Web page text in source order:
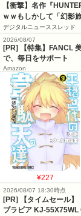
【衝撃】名作『
ｗｗもしかして「幻
デジタルニューススレッド
2026/08/07
[PR] 【特集】FANCL
で、毎日をサポート
Amazon
¥227
2026/08/07 18:30時点
[PR] 【タイムセール
ブラビア KJ-